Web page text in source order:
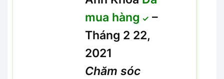
mua hàng
–
Tháng 2 22,
2021
Chăm sóc